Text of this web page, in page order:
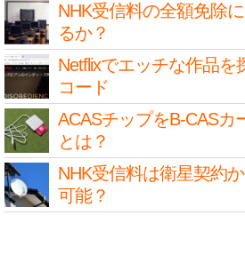
NHK受信料の全額免除
るか？
Netflixでエッチな作品を
コード
ACASチップをB-CASカ
とは？
NHK受信料は衛星契約
可能？